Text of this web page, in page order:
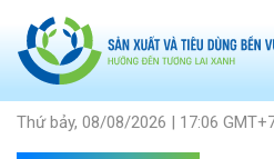
Thứ bảy, 08/08/2026 | 17:06